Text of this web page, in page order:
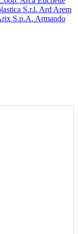
S.r.l. ArdArem
S.p.A. Armando